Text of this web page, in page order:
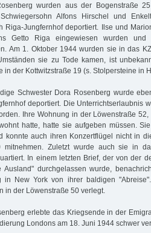
wurden aus der Bogenstraße
Alfons Hirschel und
Riga-Jungfernhof deportiert. Ilse und
Getto Riga eingewiesen wurden und
Am 1. Oktober 1944 wurden sie in das
sie zu Tode kamen, ist
in der Kottwitzstraße 19 (s. Stolpersteine in
Schwester Dora Rosenberg wurde
deportiert. Die Unterrichtserlaubnis
Ihre Wohnung in der Löwenstraße
hatte, hatte sie aufgeben müssen.
konnte auch ihren Konzertflügel nicht in
mitnehmen. Zuletzt wurde auch sie in
In einem letzten Brief, der von der
Ausland" durchgelassen wurde,
in New York von ihrer baldigen
in der Löwenstraße 50 verlegt.
erlebte das Kriegsende in der
Londons am 18. Juni 1944 schwer